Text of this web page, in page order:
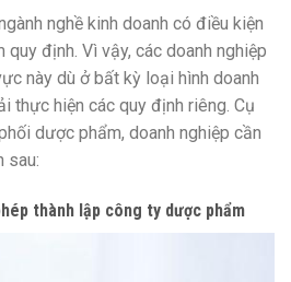
nghề kinh doanh có điều kiện
định. Vì vậy, các doanh nghiệp
này dù ở bất kỳ loại hình doanh
thực hiện các quy định riêng. Cụ
dược phẩm, doanh nghiệp cần
sau:
thành lập công ty dược phẩm